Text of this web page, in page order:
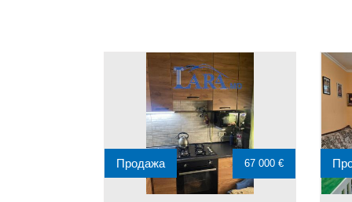
Продажа 67 000 €